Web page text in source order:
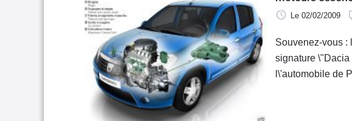
Le 02/02/2009
Souvenez-vous :
signature
l\'automobile de